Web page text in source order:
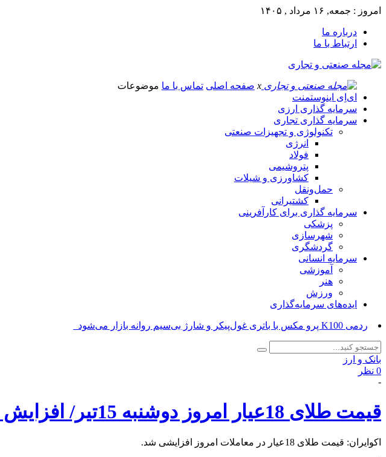
امروز : جمعه, ۱۶ مرداد , ۱۴۰۵
درباره ما
ارتباط با ما
x صفحه اصلی تماس با ما موضوعات
ای‌اِی اینوستمنت
سرمایه گذاری ارزی
سرمایه گذاری تجاری
تکنولوژی و تجهیزات صنعتی
انرژی
فولاد
پتروشیمی
کشاورزی و شیلات
حمل‌و‌نقل
کشتیرانی
سرمایه گذاری برای کارآفرینی
پزشکی
شهرسازی
گردشگری
سرمایه انسانی
آموزشی
هنر
ورزش
ایده‌های سرمایه‌گذاری
ردمی K100 پرو مکس با باتری غول‌پیکر و شارژ بی‌سیم روانه بازار می‌شود_
بانک و ارز
0 نظر
-
قیمت طلای 18عیار امروز دوشنبه 15تیر/ افزایش قیمت + جدول و جزئیات
اکوایران: قیمت طلای 18عیار در معاملات امروز افزایشی شد.